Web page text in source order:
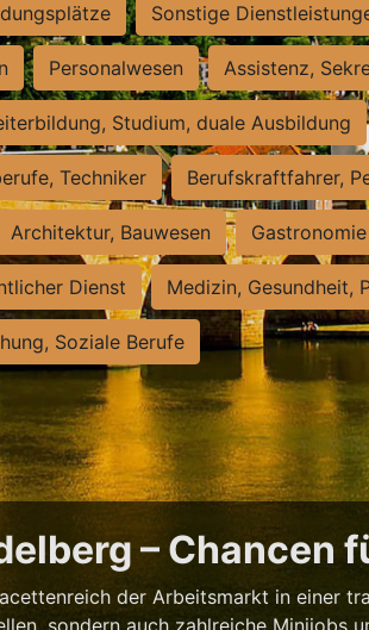
Sonstige
Personalwesen Assistenz,
Studium, duale Ausbildung
Techniker Berufskraftfahrer,
Architektur, Bauwesen Gastronomie
Dienst Medizin, Gesundheit,
Soziale Berufe
– Chancen
der Arbeitsmarkt in einer